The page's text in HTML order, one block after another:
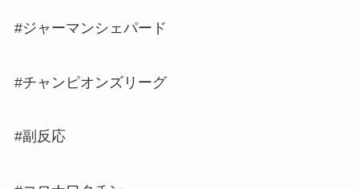
#ジャーマンシェパード
#チャンピオンズリーグ
#副反応